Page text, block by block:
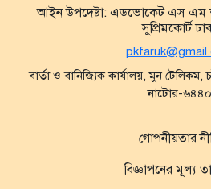
আইন উপদেষ্টা: এডভোকেট এস এম
সুপ্রিমকোর্ট
বার্তা ও বানিজ্যিক কার্যালয়, মুন
নাটোর-৬৪৪০
গোপনীয়তার
বিজ্ঞাপনের মূল্য